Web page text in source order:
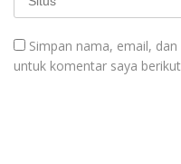
Simpan nama, email,
untuk komentar saya